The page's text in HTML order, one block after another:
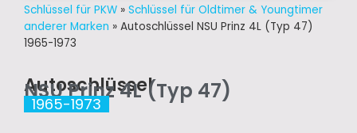
Schlüssel für PKW » Schlüssel für Oldtimer & Youngtimer
anderer Marken » Autoschlüssel NSU Prinz 4L (Typ 47)
1965-1973
Autoschlüssel
NSU Prinz 4L (Typ 47)
1965-1973